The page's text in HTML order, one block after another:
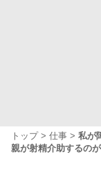
トップ 仕事
私が
親が射精介助するの